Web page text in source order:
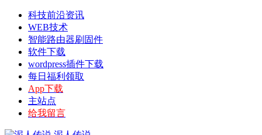
科技前沿资讯
WEB技术
智能路由器刷固件
软件下载
wordpress插件下载
每日福利领取
App下载
主站点
给我留言